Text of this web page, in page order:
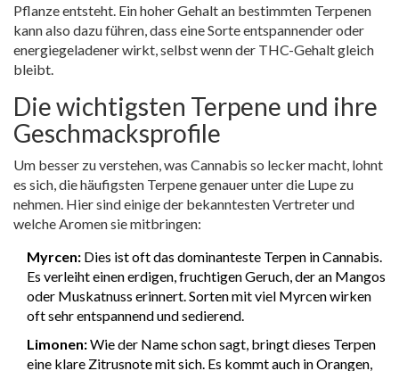
Pflanze entsteht. Ein hoher Gehalt an bestimmten Terpenen
kann also dazu führen, dass eine Sorte entspannender oder
energiegeladener wirkt, selbst wenn der THC-Gehalt gleich
bleibt.
Die wichtigsten Terpene und ihre
Geschmacksprofile
Um besser zu verstehen, was Cannabis so lecker macht, lohnt
es sich, die häufigsten Terpene genauer unter die Lupe zu
nehmen. Hier sind einige der bekanntesten Vertreter und
welche Aromen sie mitbringen:
Myrcen: Dies ist oft das dominanteste Terpen in Cannabis.
Es verleiht einen erdigen, fruchtigen Geruch, der an Mangos
oder Muskatnuss erinnert. Sorten mit viel Myrcen wirken
oft sehr entspannend und sedierend.
Limonen:Wie der Name schon sagt, bringt dieses Terpen
eine klare Zitrusnote mit sich. Es kommt auch in Orangen,